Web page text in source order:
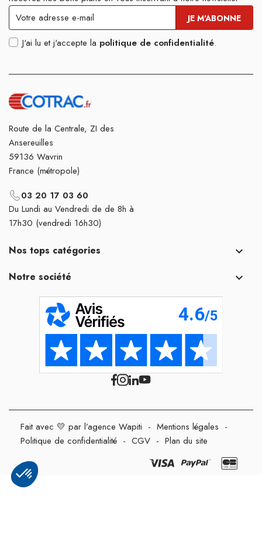
J'ai lu et j'accepte la politique de confidentialité.
Route de la Centrale, ZI des
Ansereuilles
59136 Wavrin
France (métropole)
03 20 17 03 60
Du Lundi au Vendredi de de 8h à
17h30 (vendredi 16h30)
Nos tops catégories 
Notre société 
Fait avec 💛 par l’agence Wapiti - Mentions légales -
Politique de confidentialité - CGV - Plan du site